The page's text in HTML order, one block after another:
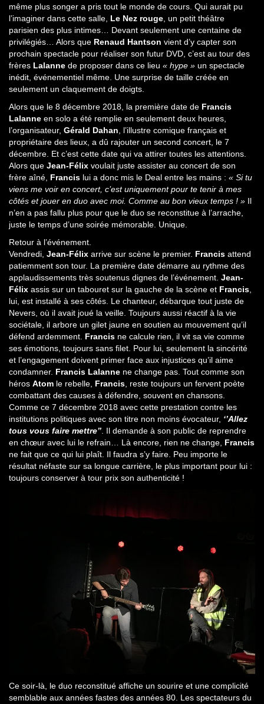
même plus songer a pris tout le monde de cours. Qui aurait pu
l’imaginer dans cette salle, Le Nez rouge , un petit théâtre
parisien des plus intimes… Devant seulement une centaine de
privilégiés… Alors que Renaud Hantson vient d’y capter son
prochain spectacle pour réaliser son futur DVD, c’est au tour des
frères Lalanne de proposer dans ce lieu « hype » un spectacle
inédit, événementiel même. Une surprise de taille créée en
seulement un claquement de doigts.
Alors que le 8 décembre 2018, la première date de Francis
Lalanne en solo a été remplie en seulement deux heures,
l’organisateur, Gérald Dahan , l’illustre comique français et
propriétaire des lieux, a dû rajouter un second concert, le 7
décembre. Et c’est cette date qui va attirer toutes les attentions.
Alors que Jean-Félix voulait juste assister au concert de son
frère aîné, Francis lui a donc mis le Deal entre les mains : « Si tu
viens me voir en concert, c’est uniquement pour te tenir à mes
côtés et jouer en duo avec moi. Comme au bon vieux temps ! » Il
n’en a pas fallu plus pour que le duo se reconstitue à l’arrache,
juste le temps d’une soirée mémorable. Unique.
Retour à l’événement.
Vendredi, Jean-Félix arrive sur scène le premier. Francis attend
patiemment son tour. La première date démarre au rythme des
applaudissements très soutenus dignes de l’événement. Jean-
Félix assis sur un tabouret sur la gauche de la scène et Francis
lui, est installé à ses côtés. Le chanteur, débarque tout juste de
Nevers, où il avait joué la veille. Toujours aussi réactif à la vie
sociétale, il arbore un gilet jaune en soutien au mouvement qu’il
défend ardemment. Francis ne calcule rien, il vit sa vie comme
ses émotions, toujours sans filet. Pour lui, seulement la sincérité
et l’engagement doivent primer face aux injustices qu’il aime
condamner. Francis Lalanne ne change pas. Tout comme son
héros Atom le rebelle, Francis , reste toujours un fervent poète
combattant des causes à défendre, souvent en chansons.
Comme ce 7 décembre 2018 avec cette prestation contre les
institutions politiques avec son titre non moins évocateur, ‘’Allez
tous vous faire mettre’’ . Il demande à son public de reprendre
en chœur avec lui le refrain… Là encore, rien ne change, Francis
ne fait que ce qui lui plaît. Il faudra s’y faire. Peu importe le
résultat néfaste sur sa longue carrière, le plus important pour lui :
toujours conserver à tour prix son authenticité !
Ce soir-là, le duo reconstitué affiche un sourire et une complicité
semblable aux années fastes des années 80. Les spectateurs du